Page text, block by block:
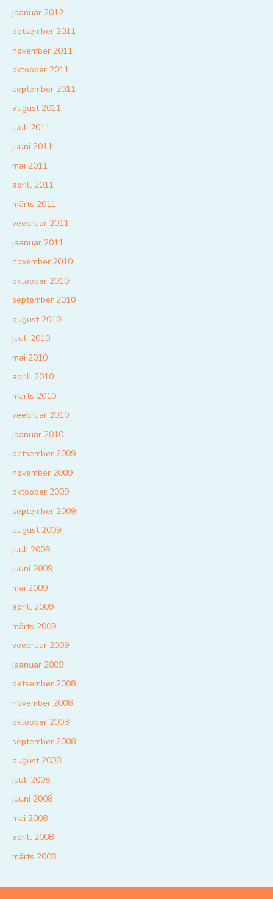
jaanuar 2012
detsember 2011
november 2011
oktoober 2011
september 2011
august 2011
juuli 2011
juuni 2011
mai 2011
aprill 2011
märts 2011
veebruar 2011
jaanuar 2011
november 2010
oktoober 2010
september 2010
august 2010
juuli 2010
mai 2010
aprill 2010
märts 2010
veebruar 2010
jaanuar 2010
detsember 2009
november 2009
oktoober 2009
september 2009
august 2009
juuli 2009
juuni 2009
mai 2009
aprill 2009
märts 2009
veebruar 2009
jaanuar 2009
detsember 2008
november 2008
oktoober 2008
september 2008
august 2008
juuli 2008
juuni 2008
mai 2008
aprill 2008
märts 2008